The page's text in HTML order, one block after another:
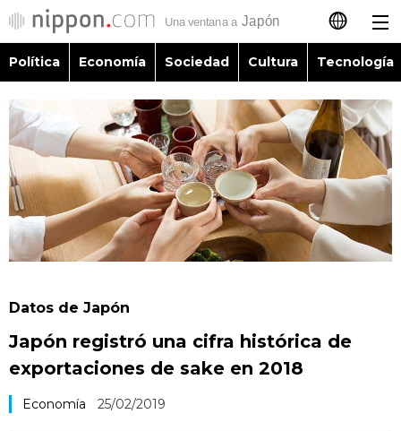
日本語
English
简体字
繁體字
Français
Русский
Política
Economía
Tecnología
Política Economía Sociedad Cultura Tecnología
Datos de Japón
Japón registró una cifra histórica de
exportaciones de sake en 2018
Economía 25/02/2019